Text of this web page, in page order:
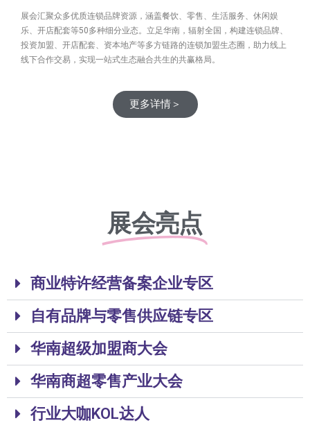
展会汇聚众多优质连锁品牌资源，涵盖餐饮、零售、生活服务、休闲娱
乐、开店配套等50多种细分业态。立足华南，辐射全国，构建连锁品牌、
投资加盟、开店配套、资本地产等多方链路的连锁加盟生态圈，助力线上
线下合作交易，实现一站式生态融合共生的共赢格局。
更多详情＞
展会亮点
商业特许经营备案企业专区
自有品牌与零售供应链专区
华南超级加盟商大会
华南商超零售产业大会
行业大咖KOL达人